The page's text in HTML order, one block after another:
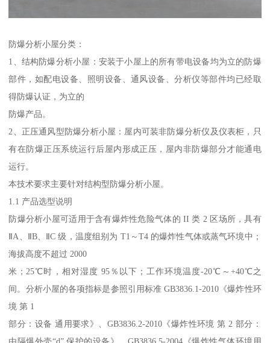
防爆分析小屋分类：
1、结构防爆分析小屋：安装于小屋上的所有带电设备均为立的防爆
部件，如配电设备、照明设备、通风设备、分析仪等部件均已经取
得防爆认证，为立的
防爆产品。
2、正压通风型防爆分析小屋：屋内可装非防爆分析仪及仪表柜，只
有在防爆正压系统运行后屋内形成正压，屋内非防爆部分才能通电
运行。
本技术要求主要针对结构型防爆分析小屋。
1.1 产品选型说明
防爆分析小屋可适用于含有爆炸性危险气体的 II 类 2 区场所，具有
ⅡA、ⅡB、ⅡC 级，温度组别为 T1～T4 的爆炸性气体或蒸气环境中；
海拔高度不超过 2000
米；25℃时，相对湿度 95％以下；工作环境温度-20℃～+40℃之
间。分析小屋的各项指标是参照引用标准 GB3836.1-2010《爆炸性环
境 第 1
部分：设备 通用要求》、GB3836.2-2010《爆炸性环境 第 2 部分：
由隔爆外壳“d” 保护的设备》、GB3836.5-2004《爆炸性气体环境用